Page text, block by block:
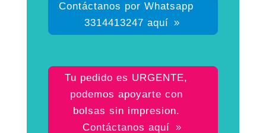
Contáctanos por Whatsapp
3314413247 aquí
Tu pedido es URGENTE,
podemos apoyarte con
bolsas sin impresion.
Contáctanos aquí